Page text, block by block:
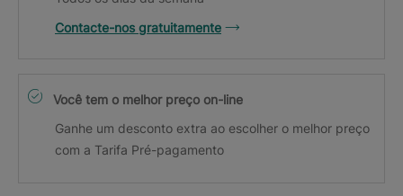
Contacte-nos gratuitamente
Você tem o melhor preço on-line
Ganhe um desconto extra ao escolher o melhor preço
com a Tarifa Pré-pagamento